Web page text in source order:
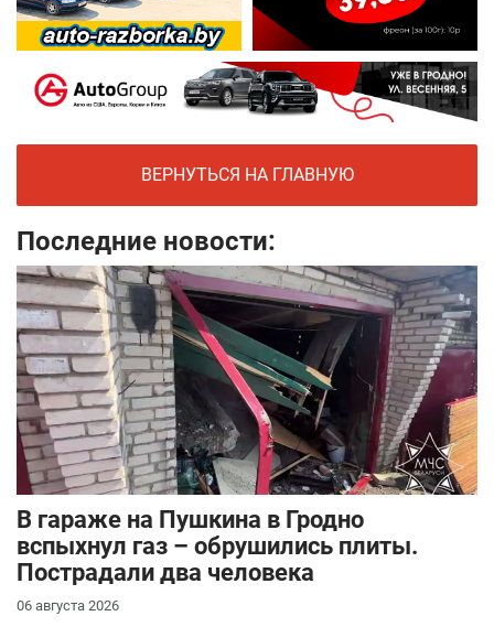
ВЕРНУТЬСЯ НА ГЛАВНУЮ
Последние новости:
В гараже на Пушкина в Гродно
вспыхнул газ – обрушились плиты.
Пострадали два человека
06 августа 2026